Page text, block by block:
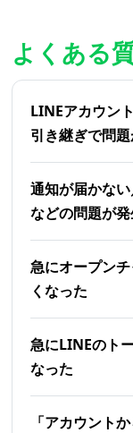
よくある
LINEアカウン
引き継ぎで問
通知が届かな
などの問題が
急にオープン
くなった
急にLINEのト
なった
「アカウント